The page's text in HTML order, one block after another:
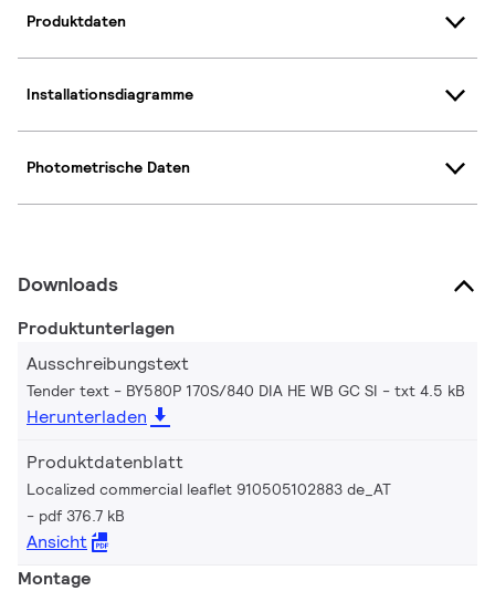
Produktdaten
Installationsdiagramme
Photometrische Daten
Downloads
Produktunterlagen
Ausschreibungstext
Tender text - BY580P 170S/840 DIA HE WB GC SI txt 4.5 kB
Herunterladen
Produktdatenblatt
Localized commercial leaflet 910505102883 de_AT
pdf 376.7 kB
Ansicht
Montage